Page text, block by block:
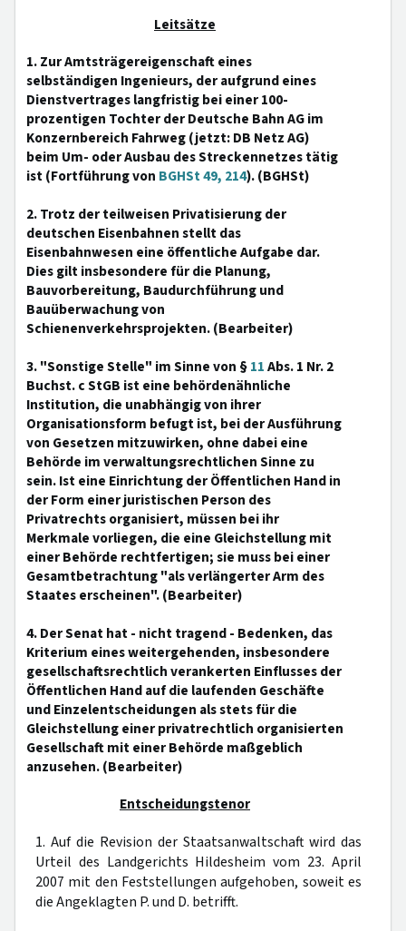
Leitsätze
1. Zur Amtsträgereigenschaft eines
selbständigen Ingenieurs, der aufgrund eines
Dienstvertrages langfristig bei einer 100-
prozentigen Tochter der Deutsche Bahn AG im
Konzernbereich Fahrweg (jetzt: DB Netz AG)
beim Um- oder Ausbau des Streckennetzes tätig
ist (Fortführung von BGHSt 49, 214). (BGHSt)
2. Trotz der teilweisen Privatisierung der
deutschen Eisenbahnen stellt das
Eisenbahnwesen eine öffentliche Aufgabe dar.
Dies gilt insbesondere für die Planung,
Bauvorbereitung, Baudurchführung und
Bauüberwachung von
Schienenverkehrsprojekten. (Bearbeiter)
3. "Sonstige Stelle" im Sinne von §11Abs. 1 Nr. 2
Buchst. c StGB ist eine behördenähnliche
Institution, die unabhängig von ihrer
Organisationsform befugt ist, bei der Ausführung
von Gesetzen mitzuwirken, ohne dabei eine
Behörde im verwaltungsrechtlichen Sinne zu
sein. Ist eine Einrichtung der Öffentlichen Hand in
der Form einer juristischen Person des
Privatrechts organisiert, müssen bei ihr
Merkmale vorliegen, die eine Gleichstellung mit
einer Behörde rechtfertigen; sie muss bei einer
Gesamtbetrachtung "als verlängerter Arm des
Staates erscheinen". (Bearbeiter)
4. Der Senat hat - nicht tragend - Bedenken, das
Kriterium eines weitergehenden, insbesondere
gesellschaftsrechtlich verankerten Einflusses der
Öffentlichen Hand auf die laufenden Geschäfte
und Einzelentscheidungen als stets für die
Gleichstellung einer privatrechtlich organisierten
Gesellschaft mit einer Behörde maßgeblich
anzusehen. (Bearbeiter)
Entscheidungstenor
1. Auf die Revision der Staatsanwaltschaft wird das
Urteil des Landgerichts Hildesheim vom 23. April
2007 mit den Feststellungen aufgehoben, soweit es
die Angeklagten P. und D. betrifft.